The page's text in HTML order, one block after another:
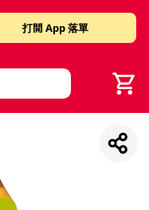
打開 App 落單